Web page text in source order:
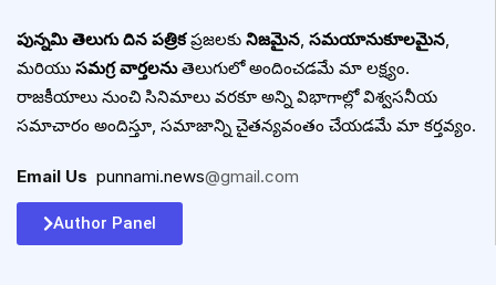
పున్నమి తెలుగు దిన పత్రికప్రజలకు నిజమైన, సమయానుకూలమైన,
మరియు సమగ్ర వార్తలనుతెలుగులో అందించడమే మా లక్ష్యం.
రాజకీయాలు నుంచి సినిమాలు వరకూ అన్ని విభాగాల్లో విశ్వసనీయ
సమాచారం అందిస్తూ, సమాజాన్ని చైతన్యవంతం చేయడమే మా కర్తవ్యం.
Email Us punnami.news@gmail.com
Author Panel